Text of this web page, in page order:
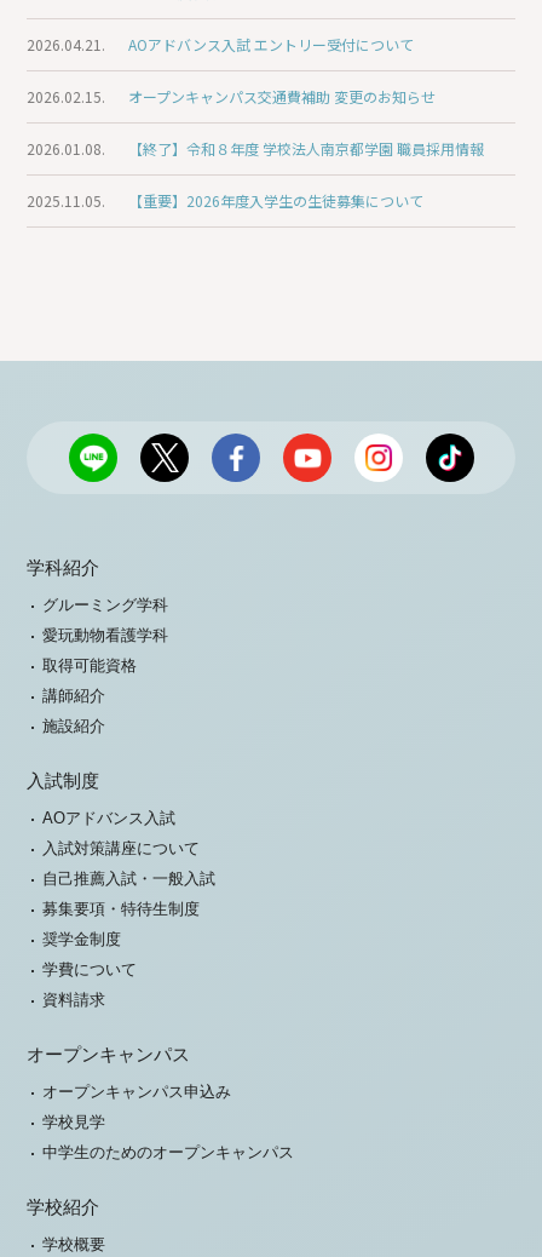
2026.04.21. AOアドバンス入試 エントリー受付について
2026.02.15. オープンキャンパス交通費補助 変更のお知らせ
2026.01.08. 【終了】令和８年度 学校法人南京都学園 職員採用情報
2025.11.05. 【重要】2026年度入学生の生徒募集について
学科紹介
グルーミング学科
愛玩動物看護学科
取得可能資格
講師紹介
施設紹介
入試制度
AOアドバンス入試
入試対策講座について
自己推薦入試・一般入試
募集要項・特待生制度
奨学金制度
学費について
資料請求
オープンキャンパス
オープンキャンパス申込み
学校見学
中学生のためのオープンキャンパス
学校紹介
学校概要